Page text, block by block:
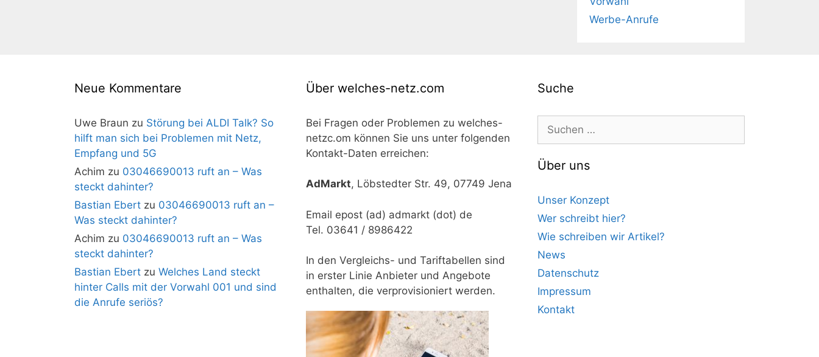
Werbe-Anrufe
Neue Kommentare
Uwe Braun zu Störung bei ALDI Talk? So
hilft man sich bei Problemen mit Netz,
Empfang und 5G
Achim zu 03046690013 ruft an – Was
steckt dahinter?
Bastian Ebert zu 03046690013 ruft an –
Was steckt dahinter?
Achim zu 03046690013 ruft an – Was
steckt dahinter?
Bastian Ebert zu Welches Land steckt
hinter Calls mit der Vorwahl 001 und sind
die Anrufe seriös?
Über welches-netz.com
Bei Fragen oder Problemen zu welches-
netzc.om können Sie uns unter folgenden
Kontakt-Daten erreichen:
AdMarkt, Löbstedter Str. 49, 07749 Jena
Email epost (ad) admarkt (dot) de
Tel. 03641 / 8986422
In den Vergleichs- und Tariftabellen sind
in erster Linie Anbieter und Angebote
enthalten, die verprovisioniert werden.
Suche
nach:
Über uns
Unser Konzept
Wer schreibt hier?
Wie schreiben wir Artikel?
News
Datenschutz
Impressum
Kontakt